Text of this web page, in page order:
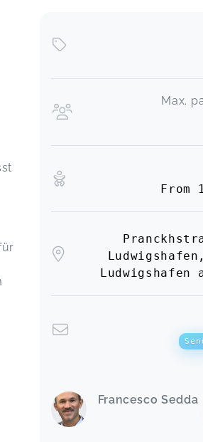
Max.
From
Ludwigshafen
Francesco Sedda